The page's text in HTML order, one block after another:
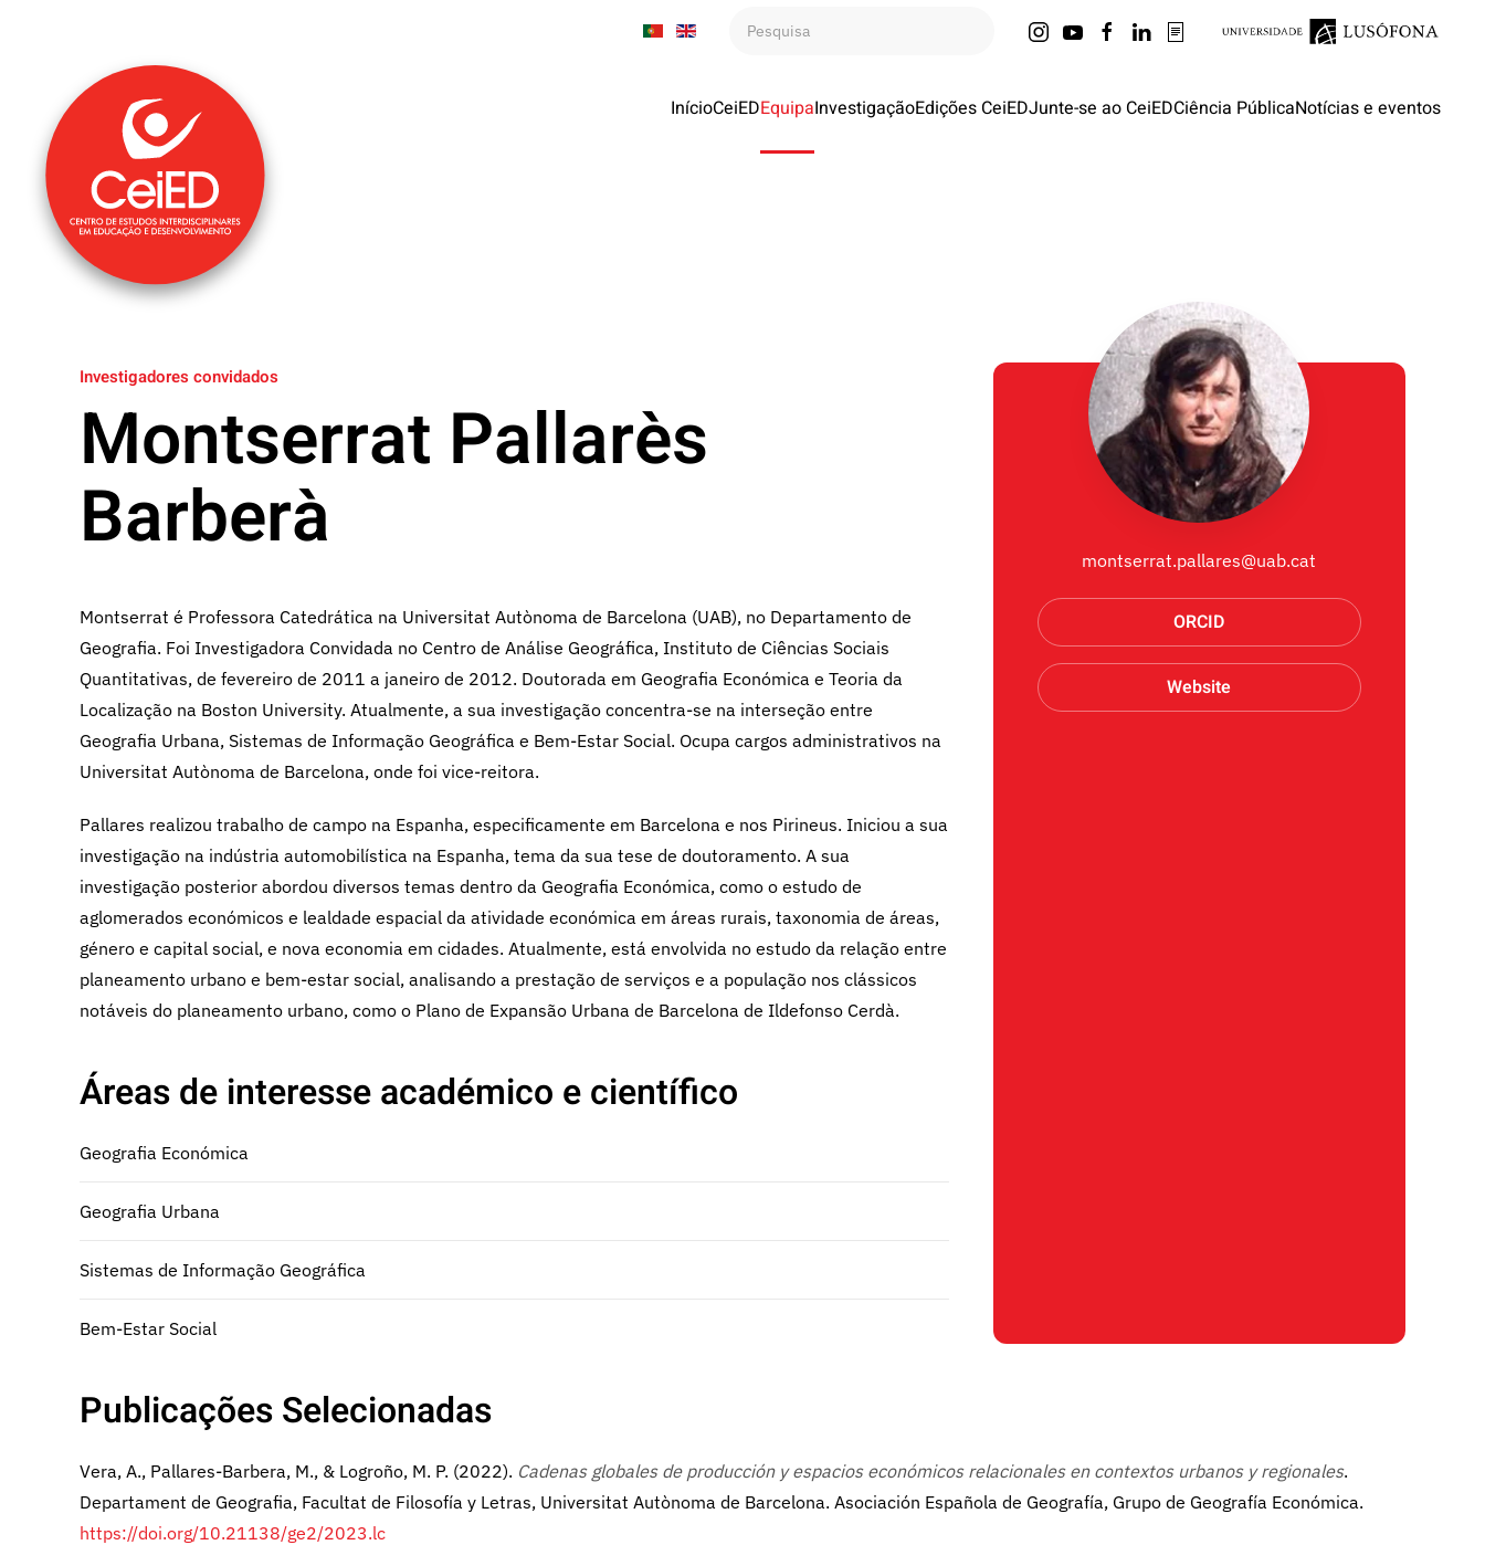
Saltar para o conteúdo principal
InícioCeiEDEquipaInvestigaçãoEdições CeiEDJunte-se ao CeiEDCiência PúblicaNotícias e eventos
montserrat.pallares@uab.cat
ORCID
Website
Investigadores convidados
Montserrat Pallarès
Barberà
Montserrat é Professora Catedrática na Universitat Autònoma de Barcelona (UAB), no Departamento de
Geografia. Foi Investigadora Convidada no Centro de Análise Geográfica, Instituto de Ciências Sociais
Quantitativas, de fevereiro de 2011 a janeiro de 2012. Doutorada em Geografia Económica e Teoria da
Localização na Boston University. Atualmente, a sua investigação concentra-se na interseção entre
Geografia Urbana, Sistemas de Informação Geográfica e Bem-Estar Social. Ocupa cargos administrativos na
Universitat Autònoma de Barcelona, onde foi vice-reitora.
Pallares realizou trabalho de campo na Espanha, especificamente em Barcelona e nos Pirineus. Iniciou a sua
investigação na indústria automobilística na Espanha, tema da sua tese de doutoramento. A sua
investigação posterior abordou diversos temas dentro da Geografia Económica, como o estudo de
aglomerados económicos e lealdade espacial da atividade económica em áreas rurais, taxonomia de áreas,
género e capital social, e nova economia em cidades. Atualmente, está envolvida no estudo da relação entre
planeamento urbano e bem-estar social, analisando a prestação de serviços e a população nos clássicos
notáveis do planeamento urbano, como o Plano de Expansão Urbana de Barcelona de Ildefonso Cerdà.
Áreas de interesse académico e científico
Geografia Económica
Geografia Urbana
Sistemas de Informação Geográfica
Bem-Estar Social
Publicações Selecionadas
Vera, A., Pallares-Barbera, M., & Logroño, M. P. (2022). Cadenas globales de producción y espacios económicos relacionales en contextos urbanos y regionales.
Departament de Geografia, Facultat de Filosofía y Letras, Universitat Autònoma de Barcelona. Asociación Española de Geografía, Grupo de Geografía Económica.
https://doi.org/10.21138/ge2/2023.lc